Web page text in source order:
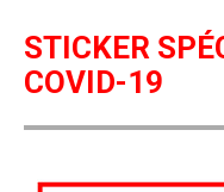
STICKER
COVID-19